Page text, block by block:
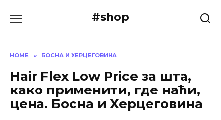
#shop
HOME » БОСНА И ХЕРЦЕГОВИНА
Hair Flex Low Price за шта,
како применити, где наћи,
цена. Босна и Херцеговина